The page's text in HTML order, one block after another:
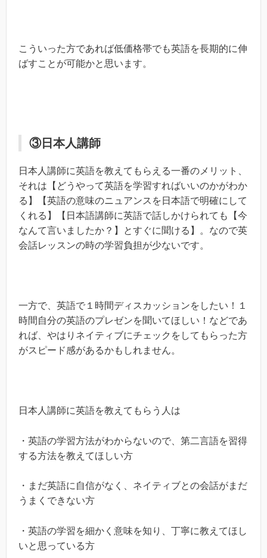
こういった方であれば低価格帯でも英語を長期的に伸
ばすことが可能かと思います。
③日本人講師
日本人講師に英語を教えてもらえる一番のメリット、
それは【どうやって英語を学習すればいいのかがわか
る】【英語の意味のニュアンスを日本語で明確にして
くれる】【日本語講師に英語で話しかけられても【今
なんて言いましたか？】とすぐに聞ける】。なので英
会話レッスンの時の学習負担が少ないです。
一方で、英語で１時間ディスカッションをしたい！１
時間自分の英語のプレゼンを聞いてほしい！などであ
れば、やはりネイティブにチェックをしてもらった方
がスピード感があるかもしれません。
日本人講師に英語を教えてもらう人は
・英語の学習方法がわからないので、第二言語を習得
する方法を教えてほしい方
・まだ英語に自信がなく、ネイティブとの会話がまだ
うまくできない方
・英語の学習を細かく意味を知り、丁寧に教えてほし
いと思っている方